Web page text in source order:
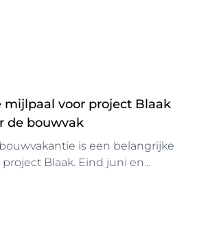
mijlpaal voor project Blaak
de bouwvak
is een belangrijke
Blaak. Eind juni en
Dankzij deze